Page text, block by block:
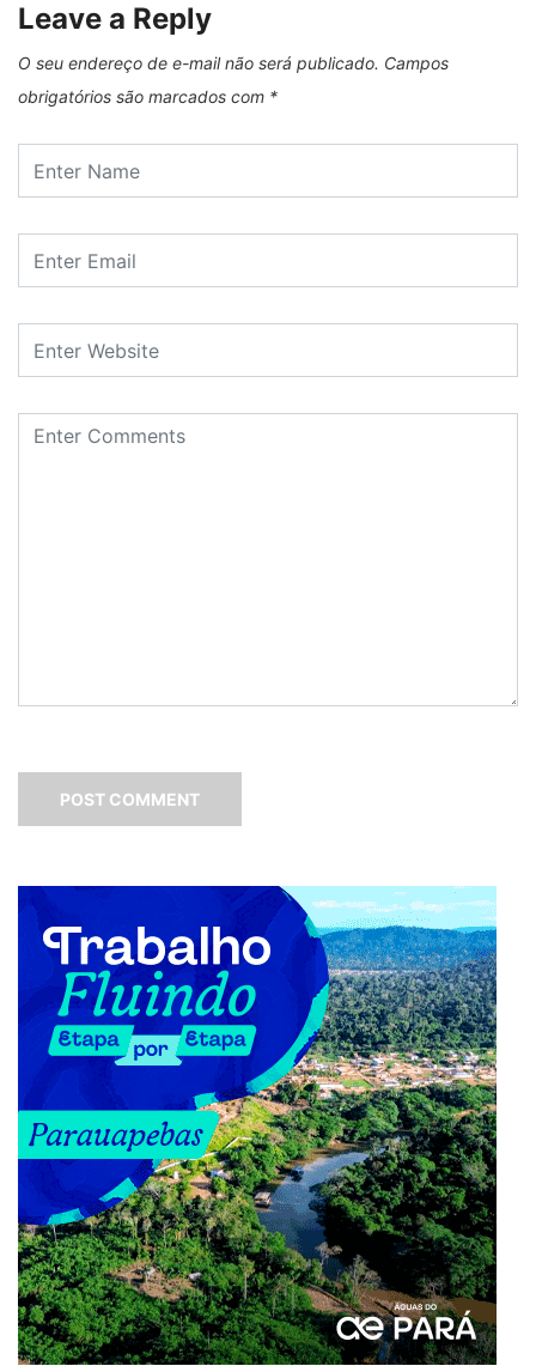
Leave a Reply
O seu endereço de e-mail não será publicado. Campos
obrigatórios são marcados com *